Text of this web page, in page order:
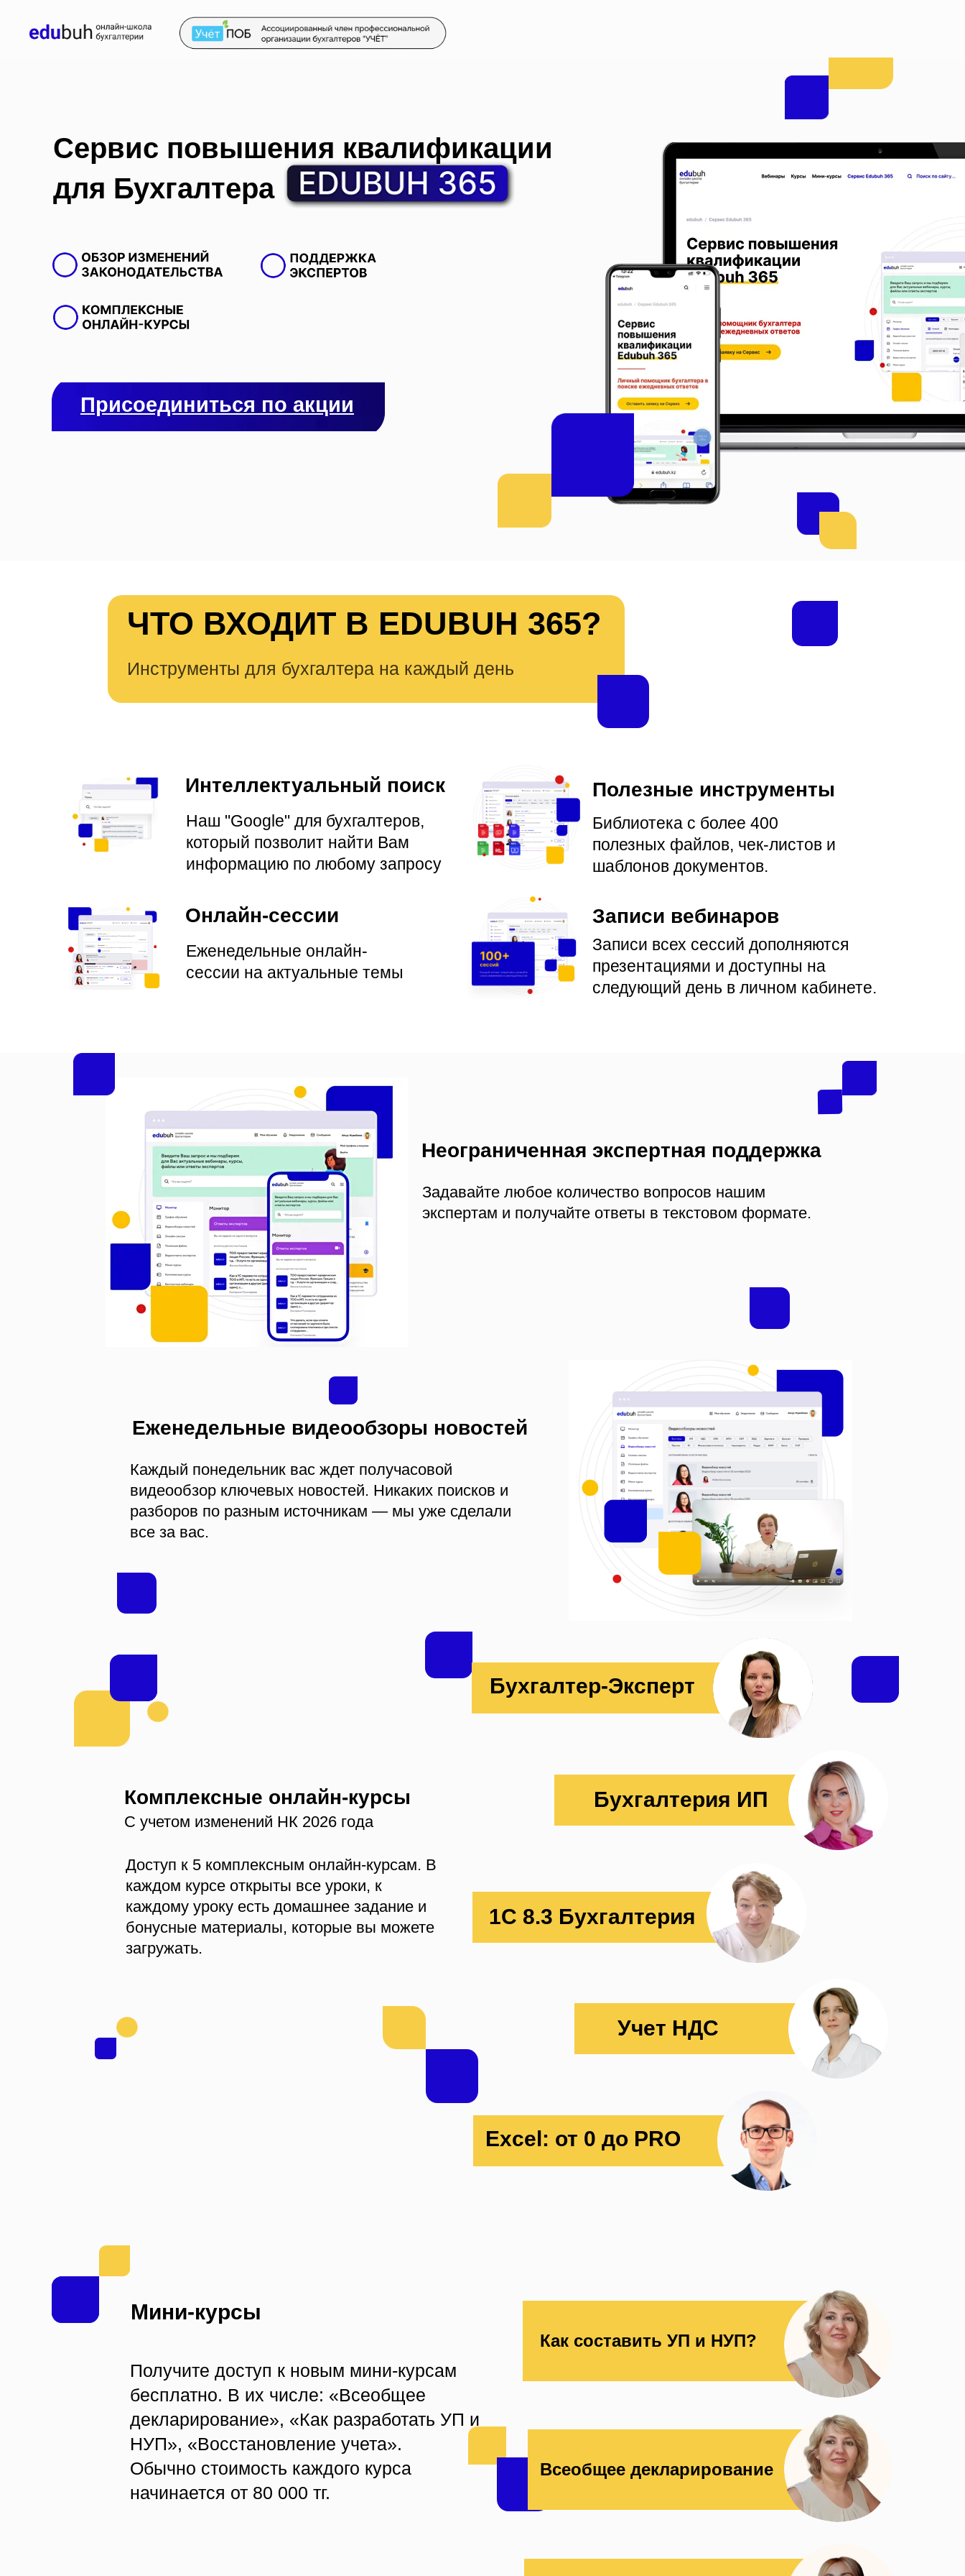
Присоединиться по акции
Сервис повышения квалификации
для Бухгалтера
ЧТО ВХОДИТ В EDUBUH 365?
Интеллектуальный поиск
Наш "Google" для бухгалтеров,
который позволит найти Вам
информацию по любому запросу
Онлайн-сессии
Еженедельные онлайн-
сессии на актуальные темы
Полезные инструменты
Библиотека с более 400
полезных файлов, чек-листов и
шаблонов документов.
Записи вебинаров
Записи всех сессий дополняются
презентациями и доступны на
следующий день в личном кабинете.
Инструменты для бухгалтера на каждый день
Неограниченная экспертная поддержка
Задавайте любое количество вопросов нашим
экспертам и получайте ответы в текстовом формате.
Еженедельные видеообзоры новостей
Каждый понедельник вас ждет получасовой
видеообзор ключевых новостей. Никаких поисков и
разборов по разным источникам — мы уже сделали
все за вас.
Комплексные онлайн-курсы Бухгалтерия ИП
Учет НДС
Доступ к 5 комплексным онлайн-курсам. В
каждом курсе открыты все уроки, к
каждому уроку есть домашнее задание и
бонусные материалы, которые вы можете
загружать.
С учетом изменений НК 2026 года
1С 8.3 Бухгалтерия
Бухгалтер-Эксперт
Excel: от 0 до PRO
Мини-курсы
Получите доступ к новым мини-курсам
бесплатно. В их числе: «Всеобщее
декларирование», «Как разработать УП и
НУП», «Восстановление учета».
Обычно стоимость каждого курса
начинается от 80 000 тг.
Как составить УП и НУП?
Всеобщее декларирование